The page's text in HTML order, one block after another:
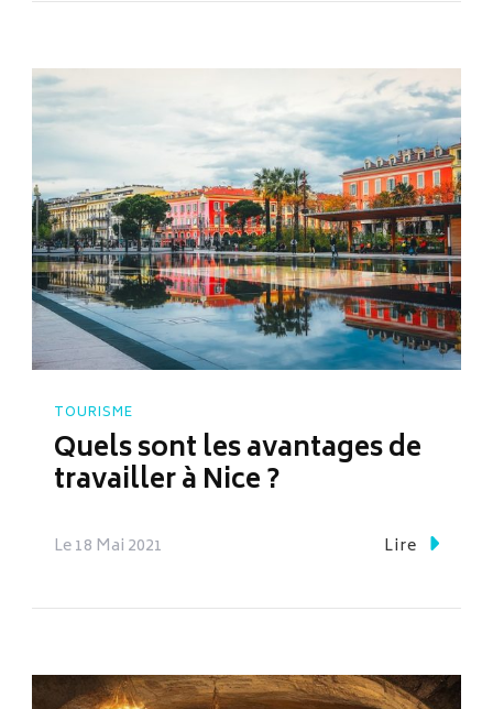
TOURISME
Quels sont les avantages de
travailler à Nice ?
Le18 Mai 2021 Lire